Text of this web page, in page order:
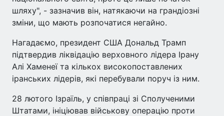
шляху", - зазначив він, натякаючи на грандіозні
зміни, що мають розпочатися негайно.
Нагадаємо, президент США Дональд Трамп
підтвердив ліквідацію верховного лідера Ірану
Алі Хаменеї та кількох високопоставлених
іранських лідерів, які перебували поруч із ним.
28 лютого Ізраїль, у співпраці зі Сполученими
Штатами, ініціював військову операцію проти